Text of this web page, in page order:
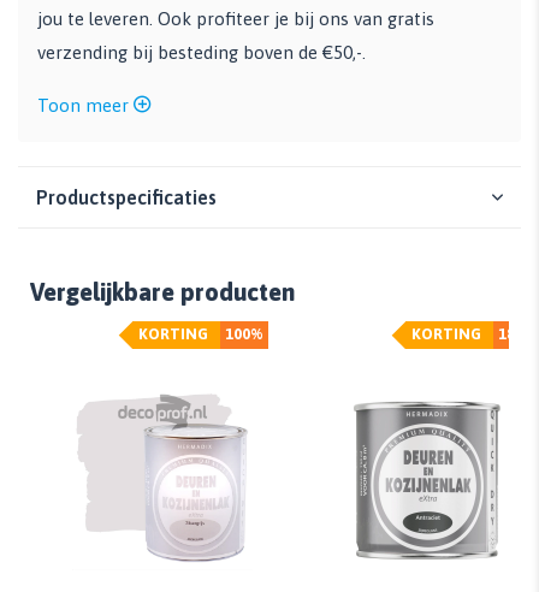
jou te leveren. Ook profiteer je bij ons van gratis
verzending bij besteding boven de €50,-.
Toon meer
Productspecificaties
Vergelijkbare producten
100%
KORTING 18%
KORTING